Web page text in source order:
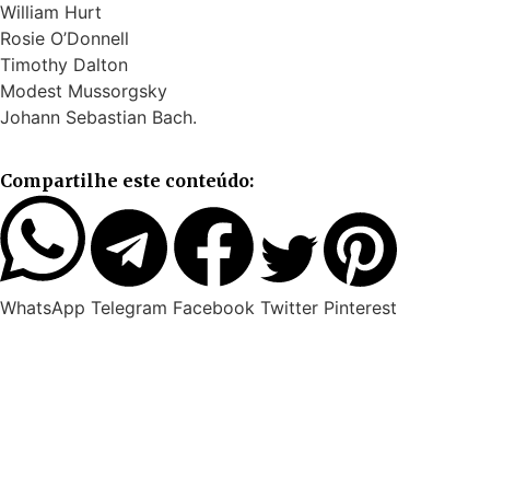
William Hurt
Rosie O’Donnell
Timothy Dalton
Modest Mussorgsky
Johann Sebastian Bach.
Compartilhe este conteúdo:
WhatsApp Telegram Facebook Twitter Pinterest